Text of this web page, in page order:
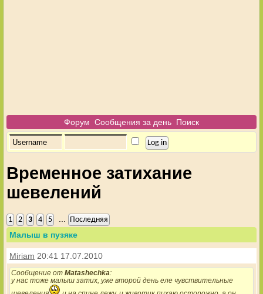
Форум Сообщения за день Поиск
Временное затихание
шевелений
1 2 3 4 5 Последняя
Малыш в пузяке
Miriam 20:41 17.07.2010
Сообщение отMatashechka:
у нас тоже малыш затих, уже второй день еле чувствительные